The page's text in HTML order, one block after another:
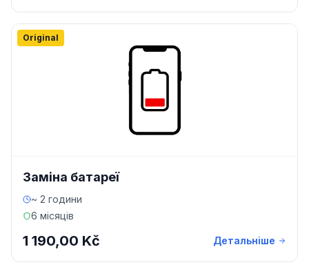
Original
Заміна батареї
~ 2 години
6 місяців
1 190,00 Kč Детальніше